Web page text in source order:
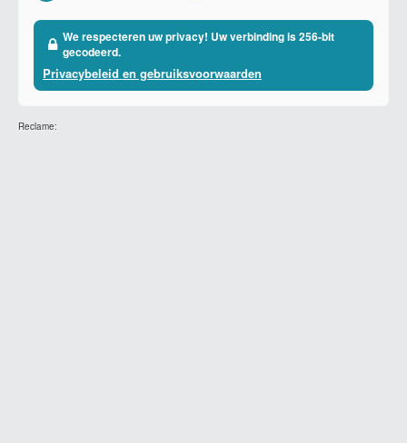
We respecteren uw privacy! Uw verbinding is 256-bit
gecodeerd.
Privacybeleid en gebruiksvoorwaarden
Reclame: